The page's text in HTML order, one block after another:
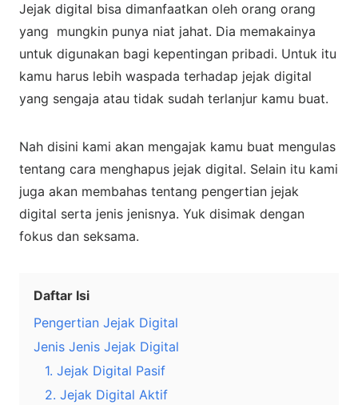
Jejak digital bisa dimanfaatkan oleh orang orang
yang mungkin punya niat jahat. Dia memakainya
untuk digunakan bagi kepentingan pribadi. Untuk itu
kamu harus lebih waspada terhadap jejak digital
yang sengaja atau tidak sudah terlanjur kamu buat.
Nah disini kami akan mengajak kamu buat mengulas
tentang cara menghapus jejak digital. Selain itu kami
juga akan membahas tentang pengertian jejak
digital serta jenis jenisnya. Yuk disimak dengan
fokus dan seksama.
Daftar Isi
Pengertian Jejak Digital
Jenis Jenis Jejak Digital
1. Jejak Digital Pasif
2. Jejak Digital Aktif